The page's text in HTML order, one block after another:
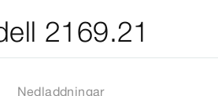
2169.21
Nedladdningar